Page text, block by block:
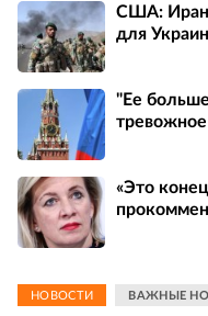
США: Иран
для
"Ее
тревожное
«Это
НОВОСТИ ВАЖНЫЕ